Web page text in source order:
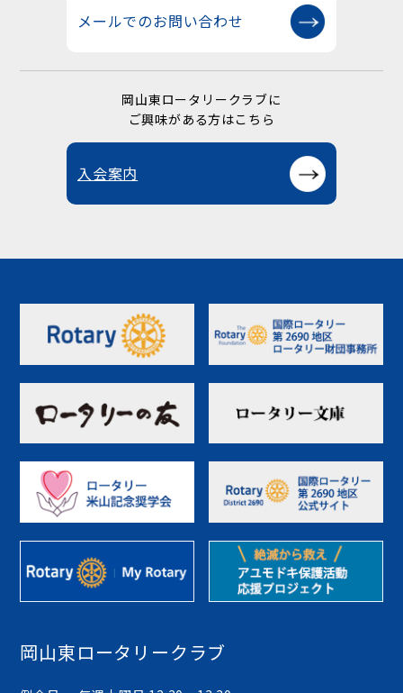
メールでのお問い合わせ
岡山東ロータリークラブに
ご興味がある方はこちら
入会案内
岡山東ロータリークラブ